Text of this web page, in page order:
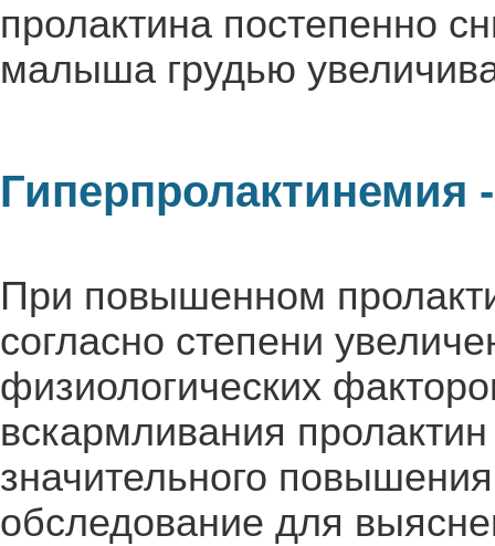
пролактина постепенно
малыша грудью
Гиперпролактинемия
При повышенном
согласно степени
физиологических
вскармливания
значительного
обследование для